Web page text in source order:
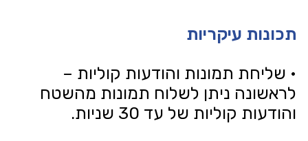
תכונות עיקריות
• שליחת תמונות והודעות קוליות –
לראשונה ניתן לשלוח תמונות מהשטח
והודעות קוליות של עד 30 שניות.